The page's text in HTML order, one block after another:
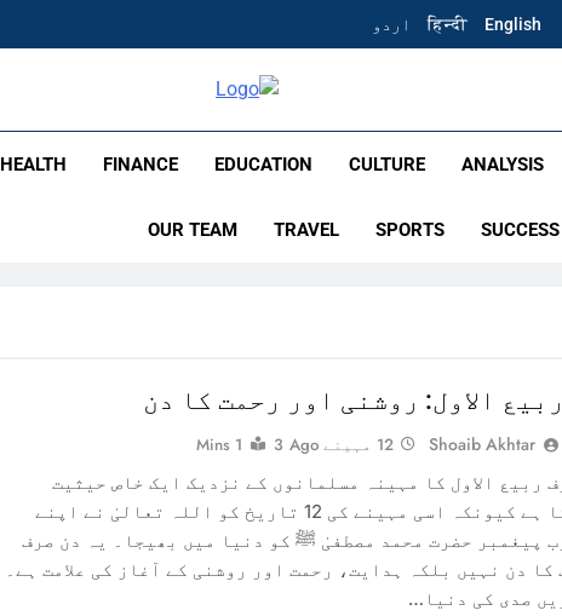
English
हिन्दी اردو
TimesANALYSIS
CULTURE
EDUCATION
FINANCE
HEALTH
SPORTS
TRAVEL
OUR TEAM
Shoaib Akhtar 12 مہینے Ago 3
1 Mins
ربیع الاول کا مہینہ مسلمانوں کے نزدیک ایک خاص حیثیت
رکھتا ہے کیونکہ اسی مہینے کی 12 تاریخ کو اللہ تعالیٰ نے اپنے
پیغمبر حضرت محمد مصطفیٰ ﷺ کو دنیا میں بھیجا۔ یہ دن صرف
کا دن نہیں بلکہ ہدایت، رحمت اور روشنی کے آغاز کی علامت ہے۔
صدی کی دنیا…